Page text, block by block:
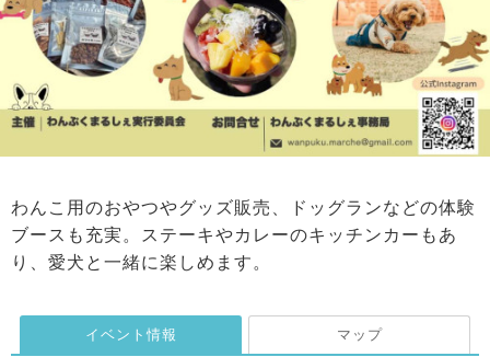
わんこ用のおやつやグッズ販売、ドッグランなどの体験
ブースも充実。ステーキやカレーのキッチンカーもあ
り、愛犬と一緒に楽しめます。
イベント情報 マップ